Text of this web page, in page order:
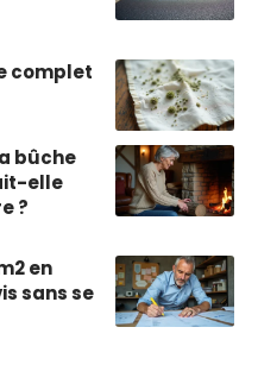
complet
bûche
elle
?
en
sans se